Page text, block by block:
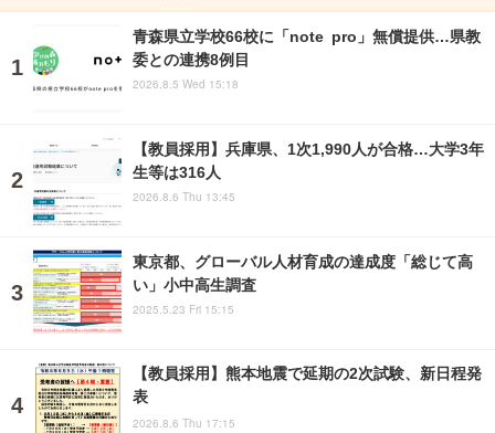
青森県立学校66校に「note pro」無償提供…県教
委との連携8例目
2026.8.5 Wed 15:18
【教員採用】兵庫県、1次1,990人が合格…大学3年
生等は316人
2026.8.6 Thu 13:45
東京都、グローバル人材育成の達成度「総じて高
い」小中高生調査
2025.5.23 Fri 15:15
【教員採用】熊本地震で延期の2次試験、新日程発
表
2026.8.6 Thu 17:15